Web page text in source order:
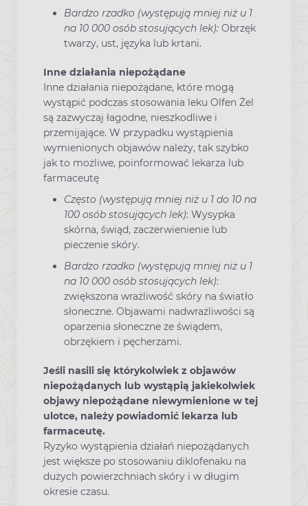
Bardzo rzadko (występują mniej niż u 1
na 10 000 osób stosujących lek): Obrzęk
twarzy, ust, języka lub krtani.
Inne działania niepożądane
Inne działania niepożądane, które mogą
wystąpić podczas stosowania leku Olfen Żel
są zazwyczaj łagodne, nieszkodliwe i
przemijające. W przypadku wystąpienia
wymienionych objawów należy, tak szybko
jak to możliwe, poinformować lekarza lub
farmaceutę
Często (występują mniej niż u 1 do 10 na
100 osób stosujących lek): Wysypka
skórna, świąd, zaczerwienienie lub
pieczenie skóry.
Bardzo rzadko (występują mniej niż u 1
na 10 000 osób stosujących lek):
zwiększona wrażliwość skóry na światło
słoneczne. Objawami nadwrażliwości są
oparzenia słoneczne ze świądem,
obrzękiem i pęcherzami.
Jeśli nasili się którykolwiek z objawów
niepożądanych lub wystąpią jakiekolwiek
objawy niepożądane niewymienione w tej
ulotce, należy powiadomić lekarza lub
farmaceutę.
Ryzyko wystąpienia działań niepożądanych
jest większe po stosowaniu diklofenaku na
dużych powierzchniach skóry i w długim
okresie czasu.